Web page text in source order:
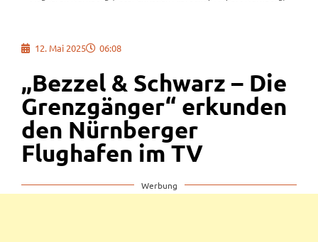
12. Mai 2025 06:08
„Bezzel & Schwarz – Die
Grenzgänger“ erkunden
den Nürnberger
Flughafen im TV
Werbung